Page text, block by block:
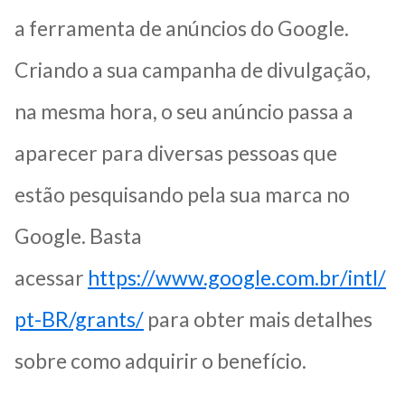
a ferramenta de anúncios do Google.
Criando a sua campanha de divulgação,
na mesma hora, o seu anúncio passa a
aparecer para diversas pessoas que
estão pesquisando pela sua marca no
Google. Basta
acessar https://www.google.com.br/intl/
pt-BR/grants/ para obter mais detalhes
sobre como adquirir o benefício.